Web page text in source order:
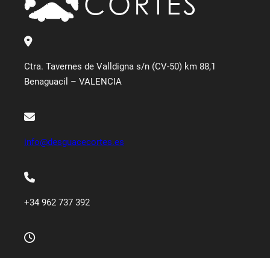
Ctra. Tavernes de Valldigna s/n (CV-50) km 88,1
Benaguacil – VALENCIA
info@desguacecortes.es
+34 962 737 392